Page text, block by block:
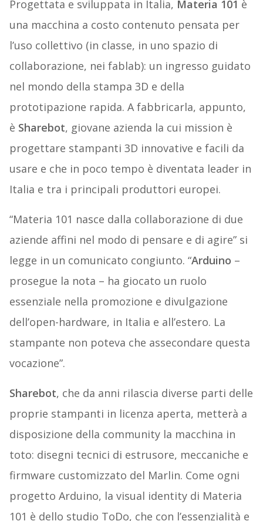
Progettata e sviluppata in Italia, Materia 101 è
una macchina a costo contenuto pensata per
l’uso collettivo (in classe, in uno spazio di
collaborazione, nei fablab): un ingresso guidato
nel mondo della stampa 3D e della
prototipazione rapida. A fabbricarla, appunto,
è Sharebot, giovane azienda la cui mission è
progettare stampanti 3D innovative e facili da
usare e che in poco tempo è diventata leader in
Italia e tra i principali produttori europei.
“Materia 101 nasce dalla collaborazione di due
aziende affini nel modo di pensare e di agire” si
legge in un comunicato congiunto. “Arduino –
prosegue la nota – ha giocato un ruolo
essenziale nella promozione e divulgazione
dell’open-hardware, in Italia e all’estero. La
stampante non poteva che assecondare questa
vocazione”.
Sharebot, che da anni rilascia diverse parti delle
proprie stampanti in licenza aperta, metterà a
disposizione della community la macchina in
toto: disegni tecnici di estrusore, meccaniche e
firmware customizzato del Marlin. Come ogni
progetto Arduino, la visual identity di Materia
101 è dello studio ToDo, che con l’essenzialità e